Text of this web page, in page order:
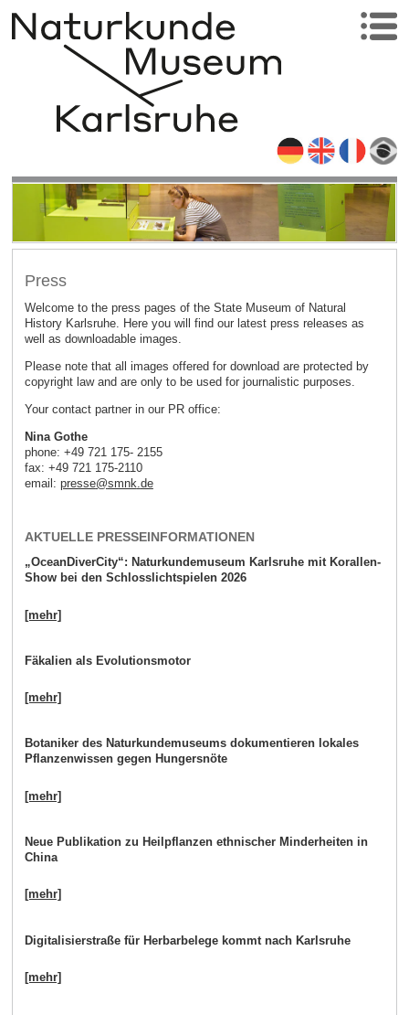
Press
Welcome to the press pages of the State Museum of Natural
History Karlsruhe. Here you will find our latest press releases as
well as downloadable images.
Please note that all images offered for download are protected by
copyright law and are only to be used for journalistic purposes.
Your contact partner in our PR office:
Nina Gothe
phone: +49 721 175- 2155
fax: +49 721 175-2110
email: presse@smnk de
AKTUELLE PRESSEINFORMATIONEN
„OceanDiverCity“: Naturkundemuseum Karlsruhe mit Korallen-
Show bei den Schlosslichtspielen 2026
[mehr]
Fäkalien als Evolutionsmotor
[mehr]
Botaniker des Naturkundemuseums dokumentieren lokales
Pflanzenwissen gegen Hungersnöte
[mehr]
Neue Publikation zu Heilpflanzen ethnischer Minderheiten in
China
[mehr]
Digitalisierstraße für Herbarbelege kommt nach Karlsruhe
[mehr]